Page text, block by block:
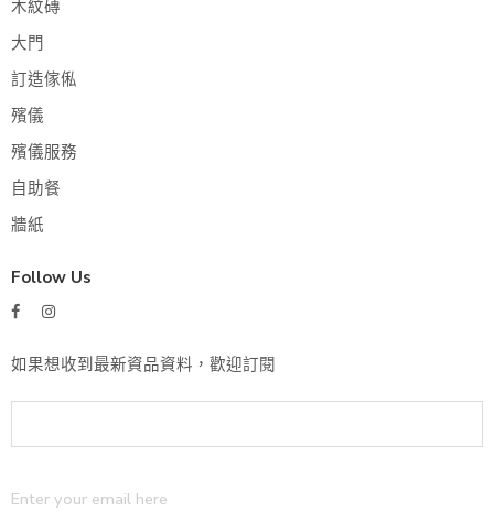
木紋磚
大門
訂造傢俬
殯儀
殯儀服務
自助餐
牆紙
Follow Us
如果想收到最新資品資料，歡迎訂閱